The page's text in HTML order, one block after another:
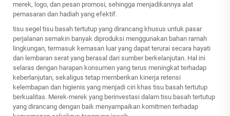
merek, logo, dan pesan promosi, sehingga menjadikannya alat
pemasaran dan hadiah yang efektif.
tisu segel tisu basah tertutup yang dirancang khusus untuk pasar
perjalanan semakin banyak diproduksi menggunakan bahan ramah
lingkungan, termasuk kemasan luar yang dapat terurai secara hayati
dan lembaran serat yang berasal dari sumber berkelanjutan. Hal ini
selaras dengan harapan konsumen yang terus meningkat terhadap
keberlanjutan, sekaligus tetap memberikan kinerja retensi
kelembapan dan higienis yang menjadi ciri khas tisu basah tertutup
berkualitas. Merek-merek yang berinvestasi dalam tisu basah tertutup
yang dirancang dengan baik menyampaikan komitmen terhadap